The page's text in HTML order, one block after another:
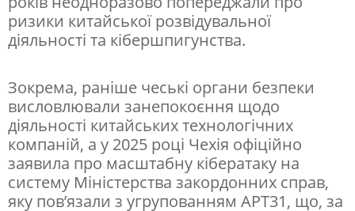
ризики китайської розвідувальної
діяльності та кібершпигунства.
Зокрема, раніше чеські органи безпеки
висловлювали занепокоєння щодо
діяльності китайських технологічних
компаній, а у 2025 році Чехія офіційно
заявила про масштабну кібератаку на
систему Міністерства закордонних справ,
яку пов’язали з угрупованням APT31, що, за